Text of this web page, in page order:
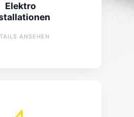
Elektro
ANSEHEN
elektrischer Anlagen
bestehender Anlagen